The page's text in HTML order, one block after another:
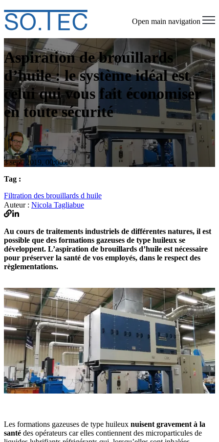
Open main navigation
Aspiration de brouillards
d’huile : le système idéal est
celui qui vous fait économiser
en toute sécurité
3 sept. 2019, 00:00:00
Tag :
Filtration des brouillards d huile
Auteur : Nicola Tagliabue
Au cours de traitements industriels de différentes natures, il est
possible que des formations gazeuses de type huileux se
développent. L’aspiration de brouillards d’huile est nécessaire
pour préserver la santé de vos employés, dans le respect des
règlementations.
Les formations gazeuses de type huileux nuisent gravement à la
santé des opérateurs car elles contiennent des microparticules de